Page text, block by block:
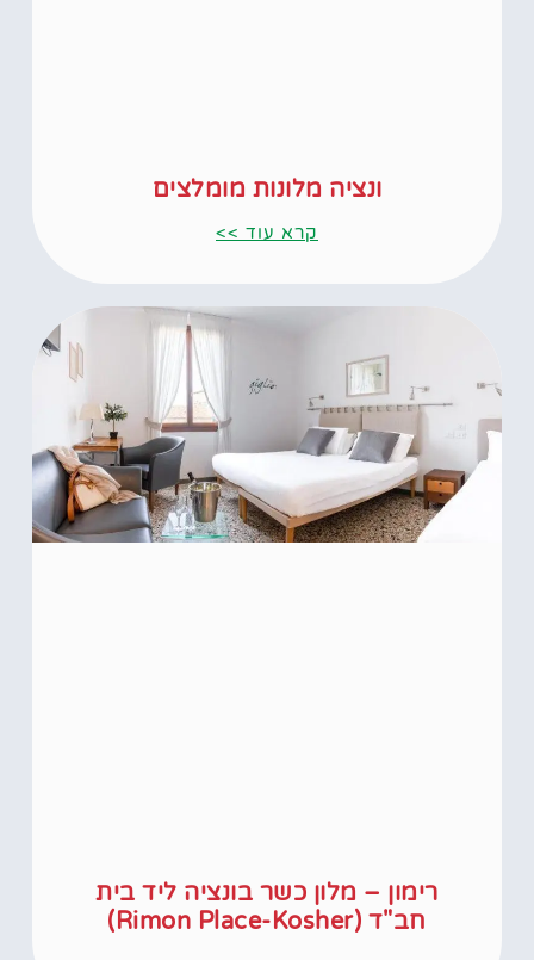
ונציה מלונות מומלצים
קרא עוד >>
רימון – מלון כשר בונציה ליד בית
חב"ד (Rimon Place-Kosher)